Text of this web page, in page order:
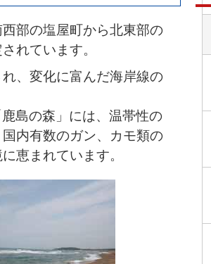
部の塩屋町から北東部の
れています。
、変化に富んだ海岸線の
島の森」には、温帯性の
内有数のガン、カモ類の
恵まれています。